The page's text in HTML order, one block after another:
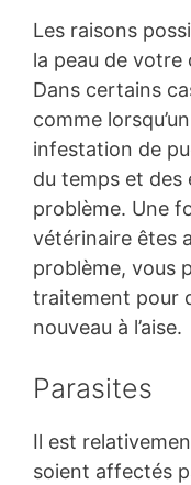
Les raisons
la peau de votre
Dans certains
comme
infestation de
du temps et
problème. Une
vétérinaire êtes
problème, vous
traitement pour
nouveau à l’aise.
Parasites
Il est
soient affectés